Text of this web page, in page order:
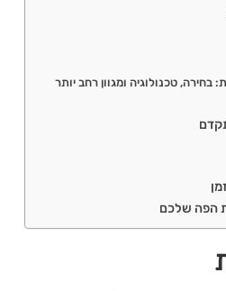
בחירה, טכנולוגיה ומגוון רחב יותר
הפה שלכם